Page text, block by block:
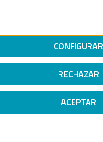
CONFIGURAR
RECHAZAR
ACEPTAR